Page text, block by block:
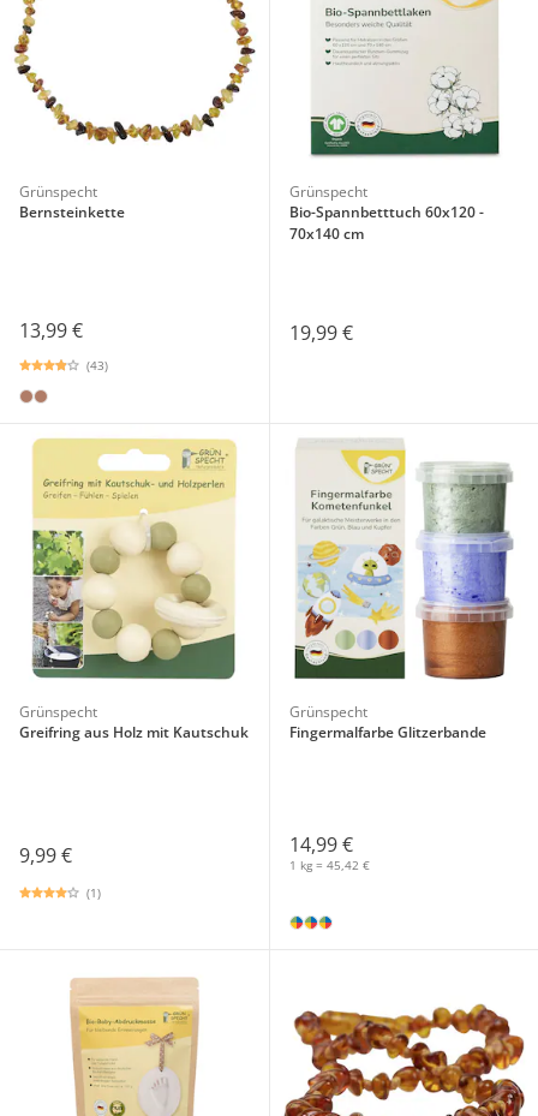
Grünspecht
Bernsteinkette
13,99 €
(43)
Grünspecht
Bio-Spannbetttuch 60x120 -
70x140 cm
19,99 €
Grünspecht
Greifring aus Holz mit Kautschuk
9,99 €
(1)
Grünspecht
Fingermalfarbe Glitzerbande
14,99 €
1 kg = 45,42 €